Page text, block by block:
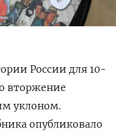
России для 10-
вторжение
уклоном.
опубликовало